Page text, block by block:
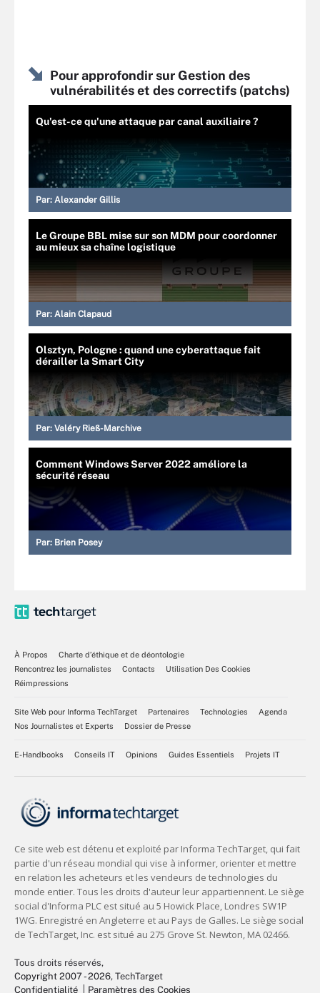
Pour approfondir sur Gestion des
vulnérabilités et des correctifs (patchs)
Qu'est-ce qu'une attaque par canal auxiliaire ?
Par: Alexander Gillis
Le Groupe BBL mise sur son MDM pour coordonner
au mieux sa chaîne logistique
Par: Alain Clapaud
Olsztyn, Pologne : quand une cyberattaque fait
dérailler la Smart City
Par: Valéry Rieß-Marchive
Comment Windows Server 2022 améliore la
sécurité réseau
Par: Brien Posey
À Propos
Charte d’éthique et de déontologie
Rencontrez les journalistes
Contacts
Utilisation Des Cookies
Réimpressions
Site Web pour Informa TechTarget Partenaires Technologies
Agenda
Nos Journalistes et Experts
Dossier de Presse
E-Handbooks Conseils IT Opinions Guides Essentiels Projets IT
Tous droits réservés,
Copyright 2007 - 2026, TechTarget
Confidentialité
Paramètres des Cookies